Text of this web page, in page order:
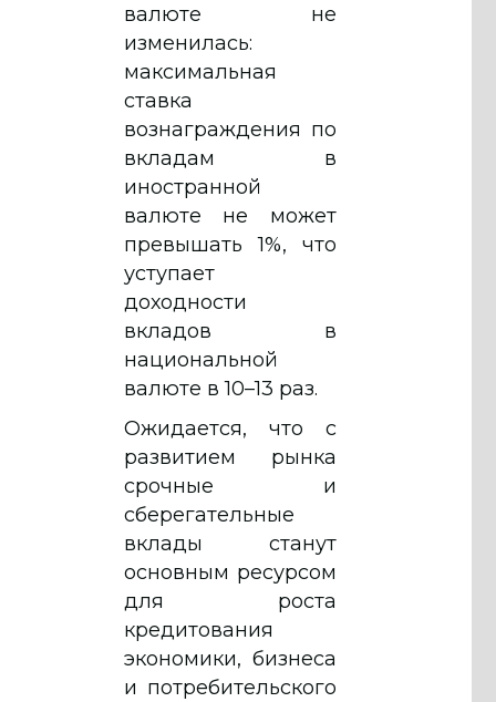
валюте не
изменилась:
максимальная
ставка
вознаграждения по
вкладам в
иностранной
валюте не может
превышать 1%, что
уступает
доходности
вкладов в
национальной
валюте в 10–13 раз.
Ожидается, что с
развитием рынка
срочные и
сберегательные
вклады станут
основным ресурсом
для роста
кредитования
экономики, бизнеса
и потребительского